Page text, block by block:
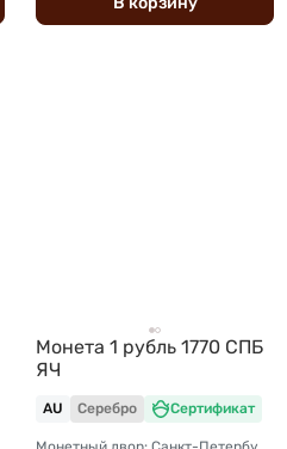
Монета 1 рубль 1770 СПБ
ЯЧ
AU Серебро Сертификат